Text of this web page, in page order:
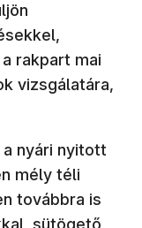
rakpart mai
vizsgálatára,
nyári nyitott
mély téli
továbbra is
sütögető